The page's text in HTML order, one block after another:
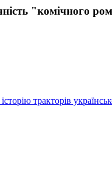
"комічного
тракторів